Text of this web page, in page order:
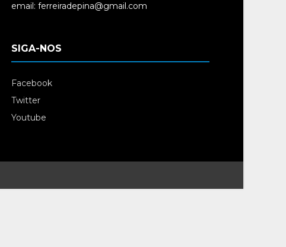
email: ferreiradepina@gmail.com
SIGA-NOS
Facebook
Twitter
Youtube